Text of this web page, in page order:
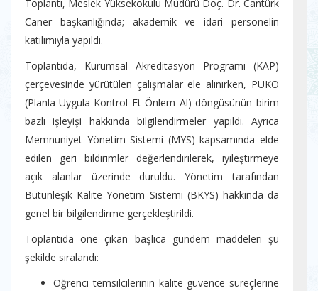
Toplantı, Meslek Yüksekokulu Müdürü Doç. Dr. Cantürk
Caner başkanlığında; akademik ve idari personelin
katılımıyla yapıldı.
Toplantıda, Kurumsal Akreditasyon Programı (KAP)
çerçevesinde yürütülen çalışmalar ele alınırken, PUKÖ
(Planla-Uygula-Kontrol Et-Önlem Al) döngüsünün birim
bazlı işleyişi hakkında bilgilendirmeler yapıldı. Ayrıca
Memnuniyet Yönetim Sistemi (MYS) kapsamında elde
edilen geri bildirimler değerlendirilerek, iyileştirmeye
açık alanlar üzerinde duruldu. Yönetim tarafından
Bütünleşik Kalite Yönetim Sistemi (BKYS) hakkında da
genel bir bilgilendirme gerçekleştirildi.
Toplantıda öne çıkan başlıca gündem maddeleri şu
şekilde sıralandı:
Öğrenci temsilcilerinin kalite güvence süreçlerine